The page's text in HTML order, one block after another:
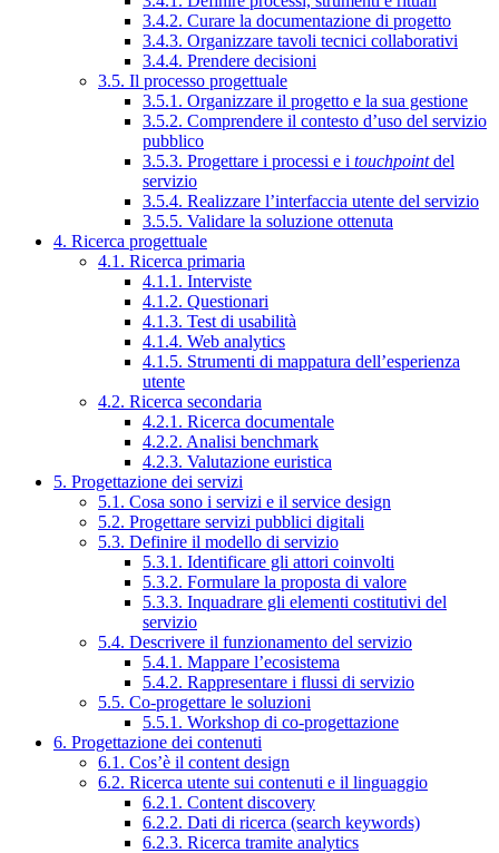
3.4.2. Curare la documentazione di progetto
3.4.3. Organizzare tavoli tecnici collaborativi
3.4.4. Prendere decisioni
3.5. Il processo progettuale
3.5.1. Organizzare il progetto e la sua gestione
3.5.2. Comprendere il contesto d’uso del servizio
pubblico
3.5.3. Progettare i processi e i touchpointdel
servizio
3.5.4. Realizzare l’interfaccia utente del servizio
3.5.5. Validare la soluzione ottenuta
4. Ricerca progettuale
4.1. Ricerca primaria
4.1.1. Interviste
4.1.2. Questionari
4.1.3. Test di usabilità
4.1.4. Web analytics
4.1.5. Strumenti di mappatura dell’esperienza
utente
4.2. Ricerca secondaria
4.2.1. Ricerca documentale
4.2.2. Analisi benchmark
4.2.3. Valutazione euristica
5. Progettazione dei servizi
5.1. Cosa sono i servizi e il service design
5.2. Progettare servizi pubblici digitali
5.3. Definire il modello di servizio
5.3.1. Identificare gli attori coinvolti
5.3.2. Formulare la proposta di valore
5.3.3. Inquadrare gli elementi costitutivi del
servizio
5.4. Descrivere il funzionamento del servizio
5.4.1. Mappare l’ecosistema
5.4.2. Rappresentare i flussi di servizio
5.5. Co-progettare le soluzioni
5.5.1. Workshop di co-progettazione
6. Progettazione dei contenuti
6.1. Cos’è il content design
6.2. Ricerca utente sui contenuti e il linguaggio
6.2.1. Content discovery
6.2.2. Dati di ricerca (search keywords)
6.2.3. Ricerca tramite analytics